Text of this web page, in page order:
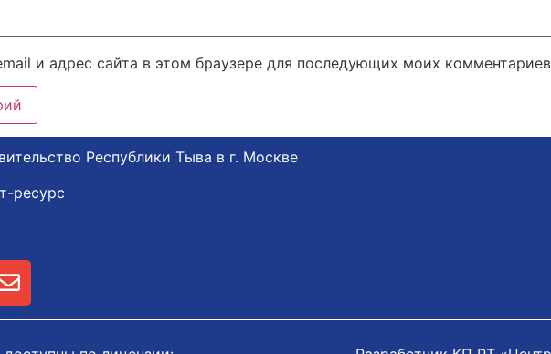
и адрес сайта в этом браузере для последующих моих
Республики Тыва в г. Москве
ресурс